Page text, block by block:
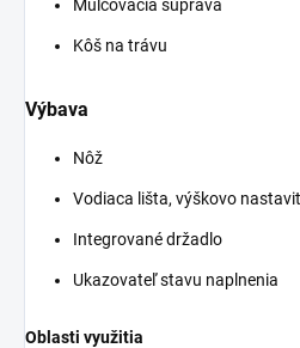
Mulčovacia súprava
Kôš na trávu
Výbava
Nôž
Vodiaca lišta, výškovo
Integrované držadlo
Ukazovateľ stavu naplnenia
Oblasti využitia